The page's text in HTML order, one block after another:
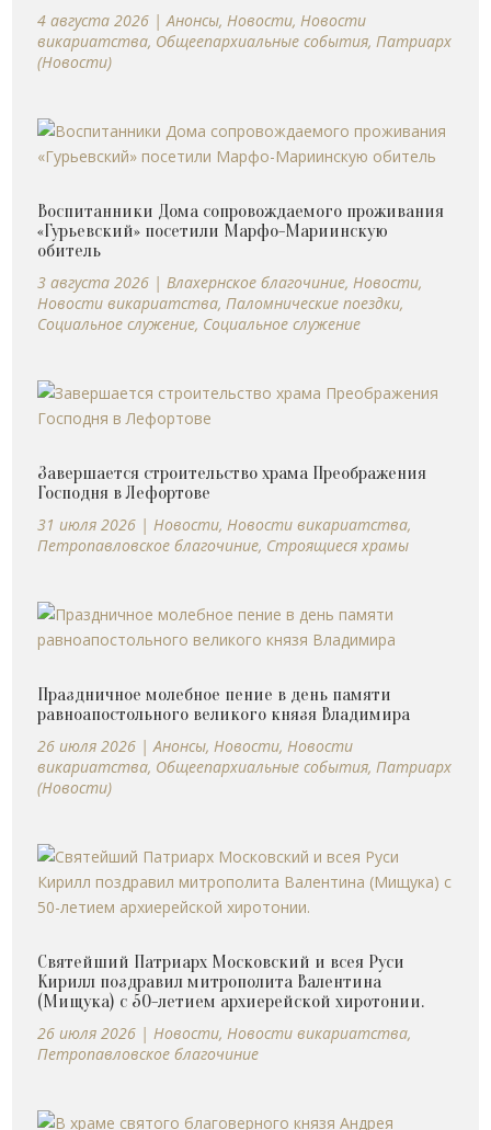
4 августа 2026 |Анонсы, Новости, Новости
викариатства, Общеепархиальные события, Патриарх
(Новости)
Воспитанники Дома сопровождаемого проживания
«Гурьевский» посетили Марфо-Мариинскую
обитель
3 августа 2026 | Влахернское благочиние, Новости,
Новости викариатства, Паломнические поездки,
Социальное служение, Социальное служение
Завершается строительство храма Преображения
Господня в Лефортове
31 июля 2026 | Новости, Новости викариатства,
Петропавловское благочиние, Строящиеся храмы
Праздничное молебное пение в день памяти
равноапостольного великого князя Владимира
26 июля 2026 |Анонсы, Новости, Новости
викариатства, Общеепархиальные события, Патриарх
(Новости)
Святейший Патриарх Московский и всея Руси
Кирилл поздравил митрополита Валентина
(Мищука) с 50-летием архиерейской хиротонии.
26 июля 2026 | Новости, Новости викариатства,
Петропавловское благочиние